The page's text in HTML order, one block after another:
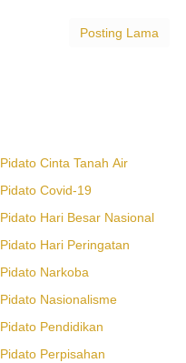
Posting Lama
Pidato Cinta Tanah Air
Pidato Covid-19
Pidato Hari Besar Nasional
Pidato Hari Peringatan
Pidato Narkoba
Pidato Nasionalisme
Pidato Pendidikan
Pidato Perpisahan